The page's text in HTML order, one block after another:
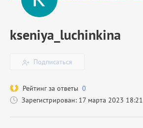
kseniya_luchinkina
Подписаться
Рейтинг за ответы 0
Зарегистрирован: 17 марта 2023 18:21